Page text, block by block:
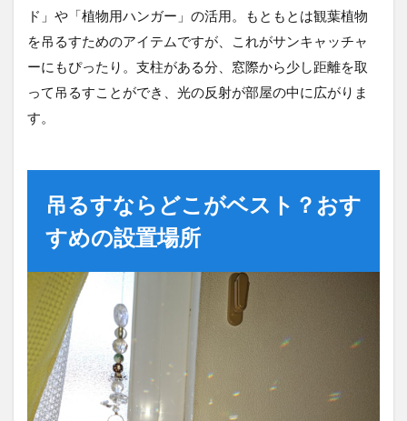
ド」や「植物用ハンガー」の活用。もともとは観葉植物
を吊るすためのアイテムですが、これがサンキャッチャ
ーにもぴったり。支柱がある分、窓際から少し距離を取
って吊るすことができ、光の反射が部屋の中に広がりま
す。
吊るすならどこがベスト？おす
すめの設置場所